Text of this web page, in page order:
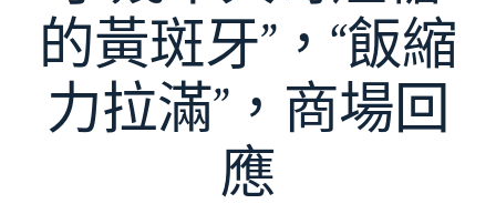
的黃斑牙”，“飯縮
力拉滿”，商場回
應